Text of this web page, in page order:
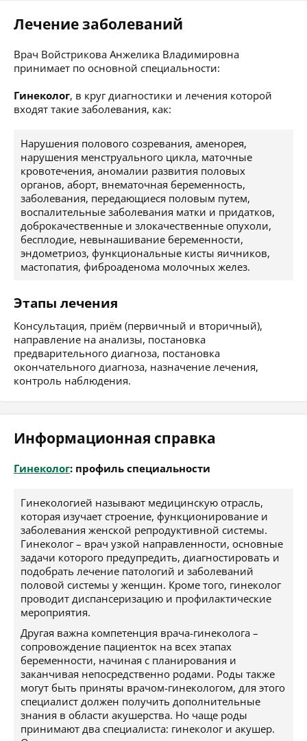
Лечение заболеваний
Врач Войстрикова Анжелика Владимировна
принимает по основной специальности:
Гинеколог, в круг диагностики и лечения которой
входят такие заболевания, как:
Нарушения полового созревания, аменорея,
нарушения менструального цикла, маточные
кровотечения, аномалии развития половых
органов, аборт, внематочная беременность,
заболевания, передающиеся половым путем,
воспалительные заболевания матки и придатков,
доброкачественные и злокачественные опухоли,
бесплодие, невынашивание беременности,
эндометриоз, функциональные кисты яичников,
мастопатия, фиброаденома молочных желез.
Этапы лечения
Консультация, приём (первичный и вторичный),
направление на анализы, постановка
предварительного диагноза, постановка
окончательного диагноза, назначение лечения,
контроль наблюдения.
Информационная справка
Гинеколог: профиль специальности
Гинекологией называют медицинскую отрасль,
которая изучает строение, функционирование и
заболевания женской репродуктивной системы.
Гинеколог – врач узкой направленности, основные
задачи которого предупредить, диагностировать и
подобрать лечение патологий и заболеваний
половой системы у женщин. Кроме того, гинеколог
проводит диспансеризацию и профилактические
мероприятия.
Другая важна компетенция врача-гинеколога –
сопровождение пациенток на всех этапах
беременности, начиная с планирования и
заканчивая непосредственно родами. Роды также
могут быть приняты врачом-гинекологом, для этого
специалист должен получить дополнительные
знания в области акушерства. Но чаще роды
принимают два специалиста: гинеколог и акушер.